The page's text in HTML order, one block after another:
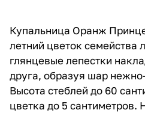
Купальница Оранж
летний цветок семейства
глянцевые лепестки
друга, образуя шар
Высота стеблей до 60
цветка до 5 сантиметров.